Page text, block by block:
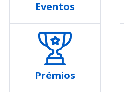
Eventos
Prémios